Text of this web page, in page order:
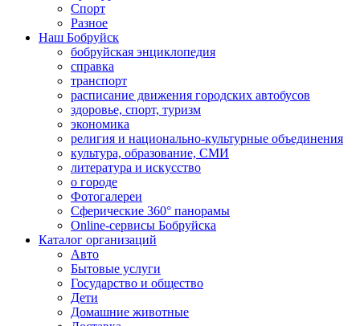
Спорт
Разное
Наш Бобруйск
бобруйская энциклопедия
справка
транспорт
расписание движения городских автобусов
здоровье, спорт, туризм
экономика
религия и национально-культурные объединения
культура, образование, СМИ
литература и искусство
о городе
Фотогалереи
Сферические 360° панорамы
Online-сервисы Бобруйска
Каталог организаций
Авто
Бытовые услуги
Государство и общество
Дети
Домашние животные